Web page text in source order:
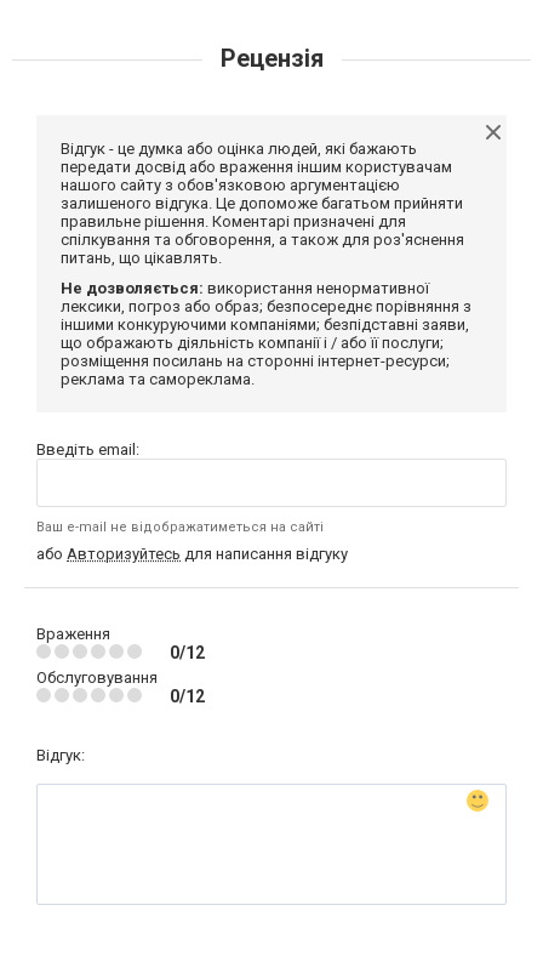
Рецензія
Відгук - це думка або оцінка людей, які бажають
передати досвід або враження іншим користувачам
нашого сайту з обов'язковою аргументацією
залишеного відгука. Це допоможе багатьом прийняти
правильне рішення. Коментарі призначені для
спілкування та обговорення, а також для роз'яснення
питань, що цікавлять.
Не дозволяється: використання ненормативної
лексики, погроз або образ; безпосереднє порівняння з
іншими конкуруючими компаніями; безпідставні заяви,
що ображають діяльність компанії і / або її послуги;
розміщення посилань на сторонні інтернет-ресурси;
реклама та самореклама.
Введіть email:
Ваш e-mail не відображатиметься на сайті
або Авторизуйтесь для написання відгуку
Враження
0/12
Обслуговування
0/12
Відгук: